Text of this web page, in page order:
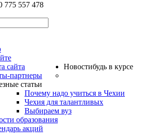
775 557 478
сайта
партнеры
Новостибудь в курсе
статьи
Почему надо учиться в Чехии
Чехия для талантливых
Выбираем вуз
образования
акций